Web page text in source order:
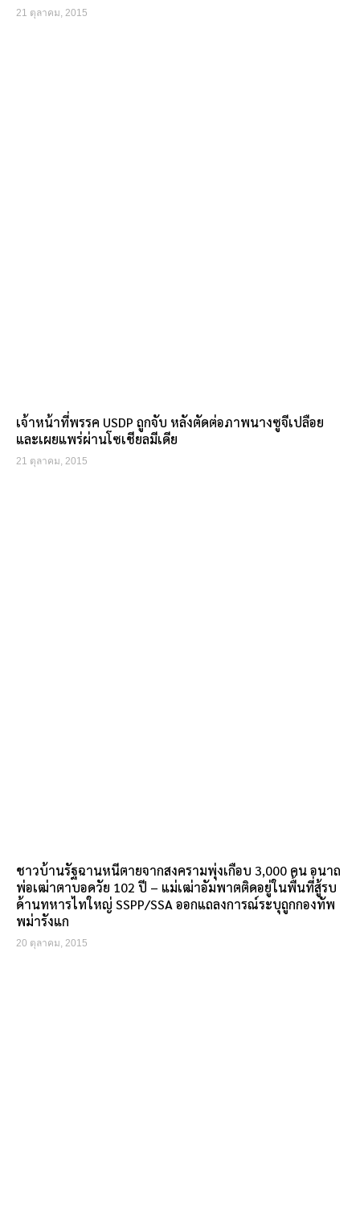
21 ตุลาคม, 2015
เจ้าหน้าที่พรรค USDP ถูกจับ หลังตัดต่อภาพนางซูจีเปลือย
และเผยแพร่ผ่านโซเชียลมีเดีย
21 ตุลาคม, 2015
ชาวบ้านรัฐฉานหนีตายจากสงครามพุ่งเกือบ 3,000 คน อนาถ
พ่อเฒ่าตาบอดวัย 102 ปี – แม่เฒ่าอัมพาตติดอยู่ในพื้นที่สู้รบ
ด้านทหารไทใหญ่ SSPP/SSA ออกแถลงการณ์ระบุถูกกองทัพ
พม่ารังแก
20 ตุลาคม, 2015